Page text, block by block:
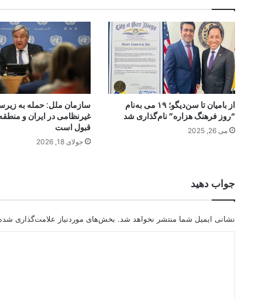
از بامیان تا سن‌دیگو؛ ۱۹ می به‌نام
“روز فرهنگ هزاره” نام‌گذاری شد
می 26, 2025
سازمان ملل: حمله به
غیرنظامی در ایران و
قبول است
جولای 18, 2026
جواب دهید
نشانی ایمیل شما منتشر نخواهد شد. بخش‌های موردنیاز علامت‌گذاری